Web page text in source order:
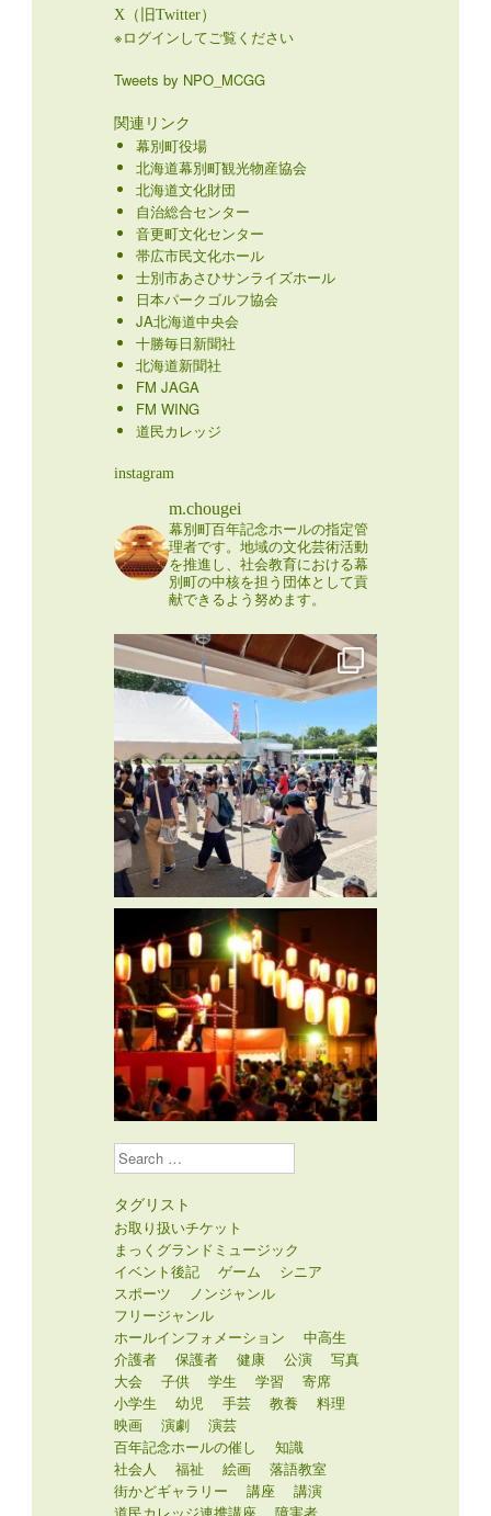
X（旧Twitter）
※ログインしてご覧ください
Tweets by NPO_MCGG
関連リンク
幕別町役場
北海道幕別町観光物産協会
北海道文化財団
自治総合センター
音更町文化センター
帯広市民文化ホール
士別市あさひサンライズホール
日本パークゴルフ協会
JA北海道中央会
十勝毎日新聞社
北海道新聞社
FM JAGA
FM WING
道民カレッジ
instagram
m.chougei
幕別町百年記念ホールの指定管
理者です。地域の文化芸術活動
を推進し、社会教育における幕
別町の中核を担う団体として貢
献できるよう努めます。
Search
タグリスト
お取り扱いチケット
まっくグランドミュージック
イベント後記
ゲーム
シニア
スポーツ
ノンジャンル
フリージャンル
ホールインフォメーション
中高生
介護者
保護者 健康 公演
写真
大会
子供 学生 学習
寄席
小学生
幼児 手芸 教養
料理
映画
演劇
演芸
百年記念ホールの催し
知識
社会人
福祉 絵画
落語教室
街かどギャラリー
講座
講演